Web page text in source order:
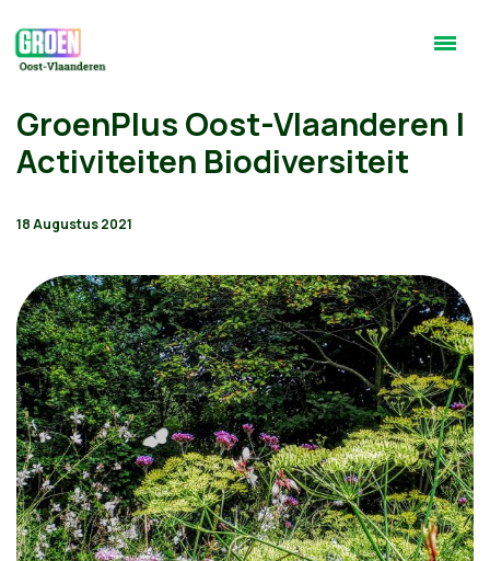
GroenPlus Oost-Vlaanderen |
Activiteiten Biodiversiteit
18 Augustus 2021